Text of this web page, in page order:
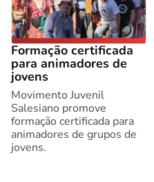
Formação certificada
para animadores de
jovens
Movimento Juvenil
Salesiano promove
formação certificada para
animadores de grupos de
jovens.